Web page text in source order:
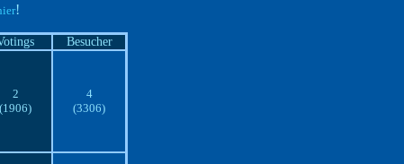
!
Besucher
2
(1906)
4
(3306)